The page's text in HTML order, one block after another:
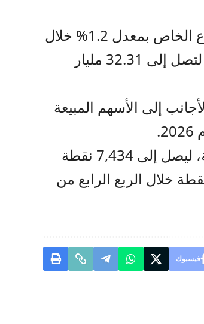
وارتفعت قيمة الائتمان المصرفي الممنوح للقطاع الخاص بمعدل 1.2% خلال
الربع الأول من عام 2026 مقارنة بالربع السابق، لتصل إلى 32.31 مليار
إلى الأسهم المبيعة
أما مؤشر بورصة عمان فارتفع بمقدار 378 نقطة، ليصل إلى 7,434 نقطة
الأول من عام 2026، مقارنة بـ 7,056 نقطة خلال الربع الرابع من
فيسبوك